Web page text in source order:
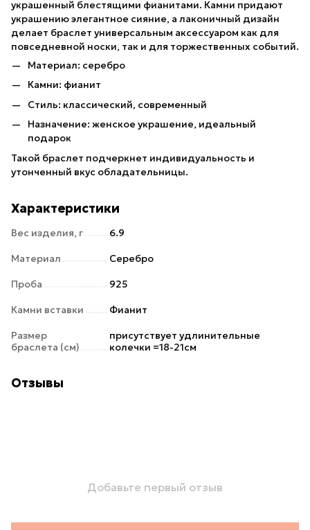
украшенный блестящими фианитами. Камни придают
украшению элегантное сияние, а лаконичный дизайн
делает браслет универсальным аксессуаром как для
повседневной носки, так и для торжественных событий.
Материал: серебро
Камни: фианит
Стиль: классический, современный
Назначение: женское украшение, идеальный
подарок
Такой браслет подчеркнет индивидуальность и
утонченный вкус обладательницы.
Характеристики
Вес изделия, г 6.9
Материал Серебро
Проба 925
Камни вставки Фианит
Размер
браслета (см)
присутствует удлинительные
колечки =18-21см
Отзывы
Добавьте первый отзыв